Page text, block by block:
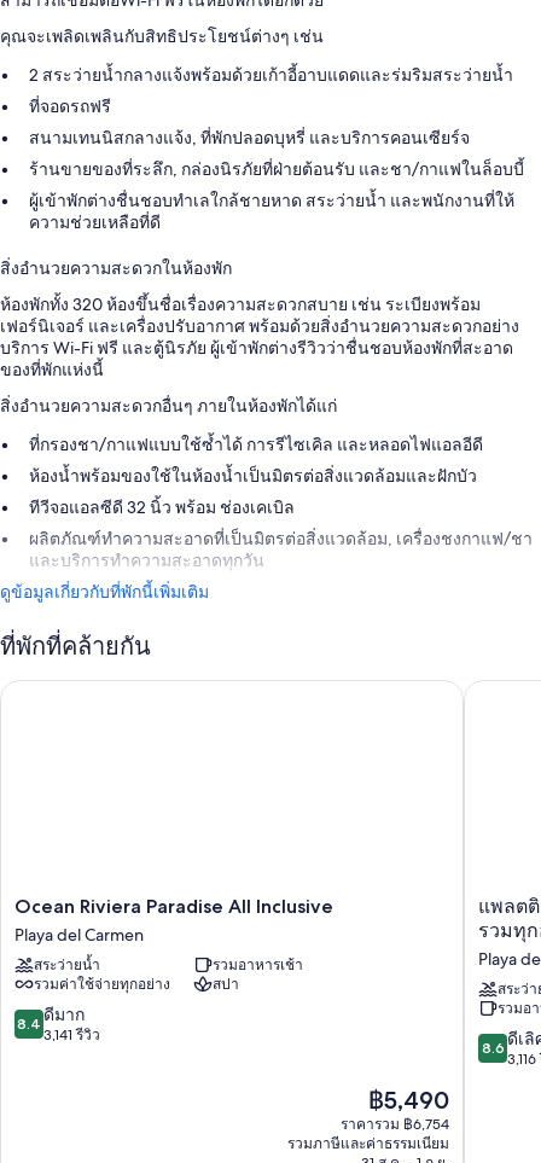
คุณจะเพลิดเพลินกับสิทธิประโยชน์ต่างๆ เช่น
2 สระว่ายน้ำกลางแจ้งพร้อมด้วยเก้าอี้อาบแดดและร่มริมสระว่ายน้ำ
ที่จอดรถฟรี
สนามเทนนิสกลางแจ้ง, ที่พักปลอดบุหรี่ และบริการคอนเซียร์จ
ร้านขายของที่ระลึก, กล่องนิรภัยที่ฝ่ายต้อนรับ และชา/กาแฟในล็อบบี้
ผู้เข้าพักต่างชื่นชอบทำเลใกล้ชายหาด สระว่ายน้ำ และพนักงานที่ให้
ความช่วยเหลือที่ดี
สิ่งอำนวยความสะดวกในห้องพัก
ห้องพักทั้ง 320 ห้องขึ้นชื่อเรื่องความสะดวกสบาย เช่น ระเบียงพร้อม
เฟอร์นิเจอร์ และเครื่องปรับอากาศ พร้อมด้วยสิ่งอำนวยความสะดวกอย่าง
บริการ Wi-Fi ฟรี และตู้นิรภัย ผู้เข้าพักต่างรีวิวว่าชื่นชอบห้องพักที่สะอาด
ของที่พักแห่งนี้
สิ่งอำนวยความสะดวกอื่นๆ ภายในห้องพักได้แก่
ที่กรองชา/กาแฟแบบใช้ซ้ำได้ การรีไซเคิล และหลอดไฟแอลอีดี
ห้องน้ำพร้อมของใช้ในห้องน้ำเป็นมิตรต่อสิ่งแวดล้อมและฝักบัว
ทีวีจอแอลซีดี 32 นิ้ว พร้อม ช่องเคเบิล
ผลิตภัณฑ์ทำความสะอาดที่เป็นมิตรต่อสิ่งแวดล้อม, เครื่องชงกาแฟ/ชา
และบริการทำความสะอาดทุกวัน
ดูข้อมูลเกี่ยวกับที่พักนี้เพิ่มเติม
ที่พักที่คล้ายกัน
Ocean
Riviera
Paradise
All
Inclusive
Playa
del
Ocean Riviera Paradise All Inclusive
Playa del Carmen
สระว่ายน้ำ
รวมอาหารเช้า
รวมค่าใช้จ่ายทุกอย่าง
สปา
8.4
จาก
8.4 ดีมาก
3,141 รีวิว
ราคา
ปัจจุบัน
คือ
฿5,490
ราคารวม ฿6,754
รวมภาษีและค่าธรรมเนียม
Ocean Riviera Paradise All Inclusive
แพลต
ติ
ยู
กา
ตัน
ปริ๊
นเซส
แพลต
รวมทุก
Playa
สระว่
รวมอ
8.6
จาก
8.6 ดีเลิ
แพลตตินั